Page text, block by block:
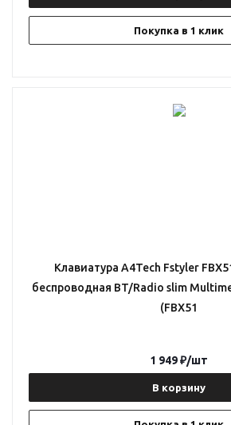
Покупка в 1 клик
Клавиатура A4Tech Fstyler
беспроводная BT/Radio slim
(FBX51
В корзину
1 949₽/шт